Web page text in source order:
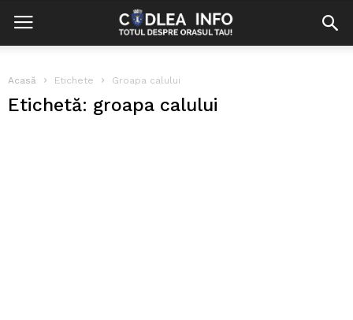
Acasă Etichete Groapa calului
Etichetă: groapa calului